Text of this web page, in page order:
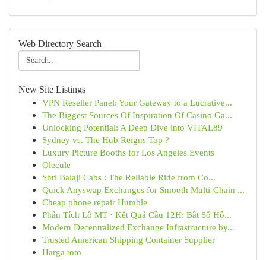
Web Directory Search
New Site Listings
VPN Reseller Panel: Your Gateway to a Lucrative...
The Biggest Sources Of Inspiration Of Casino Ga...
Unlocking Potential: A Deep Dive into VITAL89
Sydney vs. The Hub Reigns Top ?
Luxury Picture Booths for Los Angeles Events
Olecule
Shri Balaji Cabs : The Reliable Ride from Co...
Quick Anyswap Exchanges for Smooth Multi-Chain ...
Cheap phone repair Humble
Phân Tích Lô MT · Kết Quả Cầu 12H: Bắt Số Hô...
Modern Decentralized Exchange Infrastructure by...
Trusted American Shipping Container Supplier
Harga toto